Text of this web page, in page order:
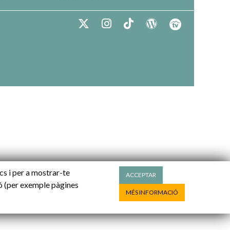
i per a mostrar-te
exemple pàgines
ACCEPTAR
MÉS INFORMACIÓ